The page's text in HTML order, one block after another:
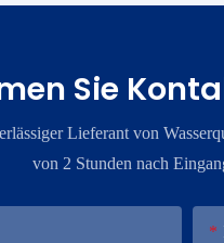
Sie
Lieferant von
von 2 Stunden nach